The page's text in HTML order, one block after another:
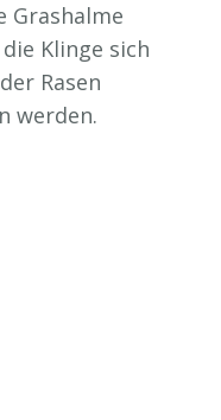
Grashalme
Klinge sich
Rasen
werden.